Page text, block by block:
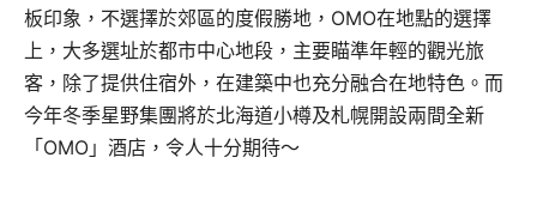
板印象，不選擇於郊區的度假勝地，OMO在地點的選擇
上，大多選址於都市中心地段，主要瞄準年輕的觀光旅
客，除了提供住宿外，在建築中也充分融合在地特色。而
今年冬季星野集團將於北海道小樽及札幌開設兩間全新
「OMO」酒店，令人十分期待～